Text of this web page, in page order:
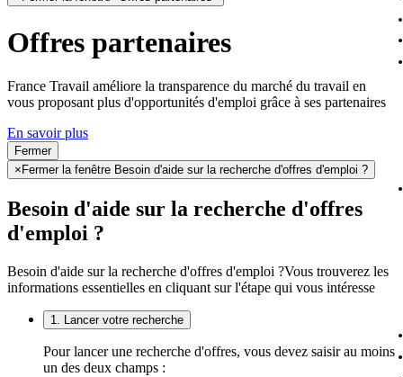
Offres partenaires
France Travail améliore la transparence du marché du travail en
vous proposant plus d'opportunités d'emploi grâce à ses partenaires
En savoir plus
Fermer
× Fermer la fenêtre Besoin d'aide sur la recherche d'offres d'emploi ?
Besoin d'aide sur la recherche d'offres
d'emploi ?
Besoin d'aide sur la recherche d'offres d'emploi ?Vous trouverez les
informations essentielles en cliquant sur l'étape qui vous intéresse
1. Lancer votre recherche
Pour lancer une recherche d'offres, vous devez saisir au moins
un des deux champs :